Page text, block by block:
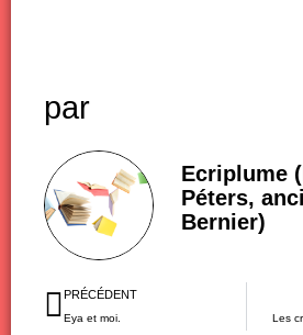
par
Ecriplume
Péters,
Bernier)
Précédent
PRÉCÉDENT
Eya et moi. Les